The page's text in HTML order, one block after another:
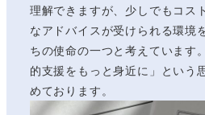
理解できますが、少しでもコス
なアドバイスが受けられる環境
ちの使命の一つと考えています
的支援をもっと身近に」という
めております。